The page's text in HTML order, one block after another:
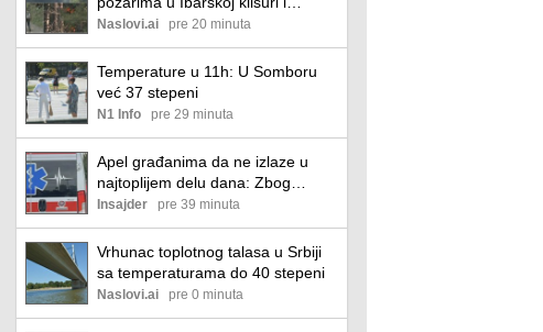
Deliblatskoj peščari
Naslovi.ai pre 20 minuta
Temperature u 11h: U Somboru
već 37 stepeni
N1 Info pre 29 minuta
Apel građanima da ne izlaze u
najtoplijem delu dana: Zbog
vrućina povećan broj intervencija
Hitne pomoći u Nišu na javnim
mestima
Insajder pre 39 minuta
Vrhunac toplotnog talasa u Srbiji
sa temperaturama do 40 stepeni
Naslovi.ai pre 0 minuta